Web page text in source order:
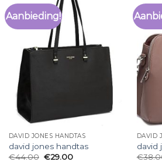
Aanbieding!
DAVID JONES HANDTAS
david jones handtas
€44.00 €29.00
DAVID
david
€